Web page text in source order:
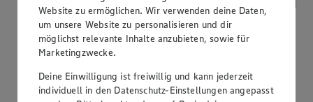
Website zu ermöglichen. Wir verwenden deine Daten,
um unsere Website zu personalisieren und dir
möglichst relevante Inhalte anzubieten, sowie für
Marketingzwecke.
Deine Einwilligung ist freiwillig und kann jederzeit
individuell in den Datenschutz-Einstellungen angepasst